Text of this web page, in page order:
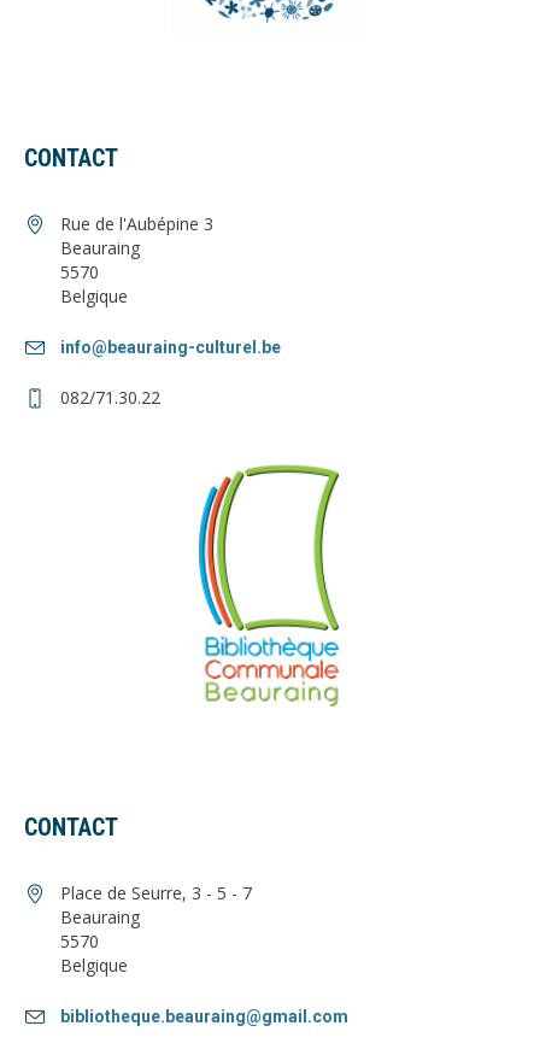
CONTACT
Rue de l'Aubépine 3
Beauraing
5570
Belgique
info@beauraing-culturel.be
082/71.30.22
CONTACT
Place de Seurre, 3 - 5 - 7
Beauraing
5570
Belgique
bibliotheque.beauraing@gmail.com